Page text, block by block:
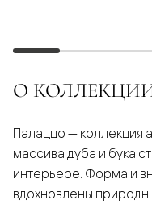
О
Палаццо — коллекция
массива дуба и бука
интерьере. Форма и
вдохновлены